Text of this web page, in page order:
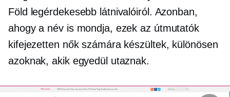
Föld legérdekesebb látnivalóiról. Azonban,
ahogy a név is mondja, ezek az útmutatók
kifejezetten nők számára készültek, különösen
azoknak, akik egyedül utaznak.